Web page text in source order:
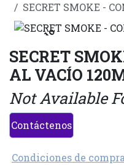
SECRET SMOKE -
Agotado
SECRET
AL VACÍO
Not Available
Contáctenos
Condiciones de